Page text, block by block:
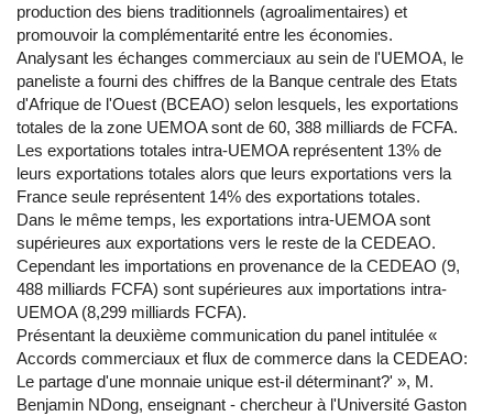
production des biens traditionnels (agroalimentaires) et
promouvoir la complémentarité entre les économies.
Analysant les échanges commerciaux au sein de l'UEMOA, le
paneliste a fourni des chiffres de la Banque centrale des Etats
d'Afrique de l'Ouest (BCEAO) selon lesquels, les exportations
totales de la zone UEMOA sont de 60, 388 milliards de FCFA.
Les exportations totales intra-UEMOA représentent 13% de
leurs exportations totales alors que leurs exportations vers la
France seule représentent 14% des exportations totales.
Dans le même temps, les exportations intra-UEMOA sont
supérieures aux exportations vers le reste de la CEDEAO.
Cependant les importations en provenance de la CEDEAO (9,
488 milliards FCFA) sont supérieures aux importations intra-
UEMOA (8,299 milliards FCFA).
Présentant la deuxième communication du panel intitulée «
Accords commerciaux et flux de commerce dans la CEDEAO:
Le partage d'une monnaie unique est-il déterminant?' », M.
Benjamin NDong, enseignant - chercheur à l'Université Gaston